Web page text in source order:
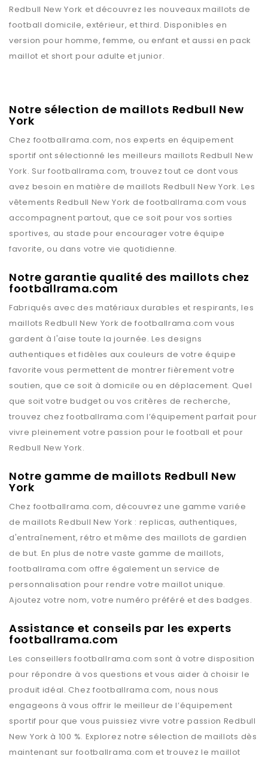
Redbull New York et découvrez les nouveaux maillots de
football domicile, extérieur, et third. Disponibles en
version pour homme, femme, ou enfant et aussi en pack
maillot et short pour adulte et junior.
Notre sélection de maillots Redbull New
York
Chez footballrama.com, nos experts en équipement
sportif ont sélectionné les meilleurs maillots Redbull New
York. Surfootballrama.com, trouvez tout ce dont vous
avez besoin en matière de maillots Redbull New York. Les
vêtements Redbull New York defootballrama.com vous
accompagnent partout, que ce soit pour vos sorties
sportives, au stade pour encourager votre équipe
favorite, ou dans votre vie quotidienne.
Notre garantie qualité des maillots chez
footballrama.com
Fabriqués avec des matériaux durables et respirants, les
maillotsRedbull New York defootballrama.com vous
gardent à l'aise toute la journée. Les designs
authentiques et fidèles aux couleurs de votre équipe
favorite vous permettent de montrer fièrement votre
soutien, que ce soit à domicile ou en déplacement. Quel
que soit votre budget ou vos critères de recherche,
trouvez chezfootballrama.com l’équipement parfait pour
vivre pleinement votre passion pour le football et pour
Redbull New York.
Notre gamme de maillots Redbull New
York
Chez footballrama.com, découvrez une gamme variée
de maillotsRedbull New York : replicas, authentiques,
d'entraînement, rétro et même des maillots de gardien
de but. En plus de notre vaste gamme de maillots,
footballrama.com offre également un service de
personnalisation pour rendre votre maillot unique.
Ajoutez votre nom, votre numéro préféré et des badges.
Assistance et conseils par les experts
footballrama.com
Les conseillersfootballrama.com sont à votre disposition
pour répondre à vos questions et vous aider à choisir le
produit idéal. Chez footballrama.com, nous nous
engageons à vous offrir le meilleur de l’équipement
sportif pour que vous puissiez vivre votre passion Redbull
New York à 100 %. Explorez notre sélection de maillots dès
maintenant sur footballrama.com et trouvez le maillot